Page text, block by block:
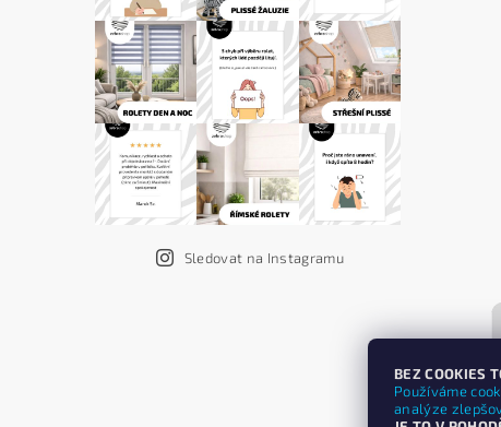
Sledovat na Instagramu
BEZ COOKIES
Používáme
analýze